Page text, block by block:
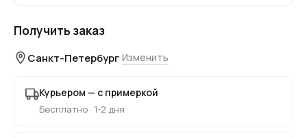
Получить заказ
Санкт-Петербург Изменить
Курьером — с примеркой
Бесплатно · 1-2 дня